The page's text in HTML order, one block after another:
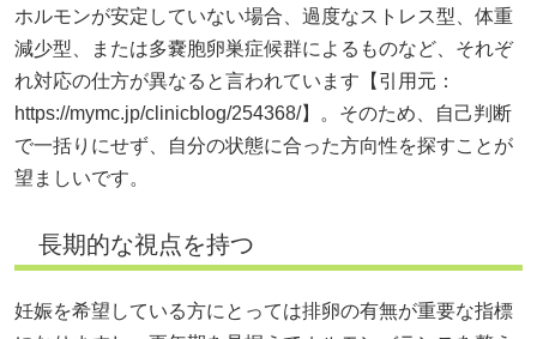
ホルモンが安定していない場合、過度なストレス型、体重
減少型、または多嚢胞卵巣症候群によるものなど、それぞ
れ対応の仕方が異なると言われています【引用元：
https://mymc.jp/clinicblog/254368/】。そのため、自己判断
で一括りにせず、自分の状態に合った方向性を探すことが
望ましいです。
長期的な視点を持つ
妊娠を希望している方にとっては排卵の有無が重要な指標